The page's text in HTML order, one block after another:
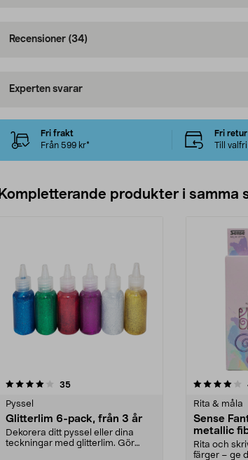
Recensioner (34)
Experten svarar
Fri frakt
Från 599 kr*
Fri retur
Till
Kompletterande produkter i samma
35recensioner
Pyssel
Glitterlim 6-pack, från 3 år
Dekorera ditt pyssel eller dina
teckningar med glitterlim. Gör
4.0av 5 stjärnor
Rita & måla
Sense
metallic
Rita och
färger – ge